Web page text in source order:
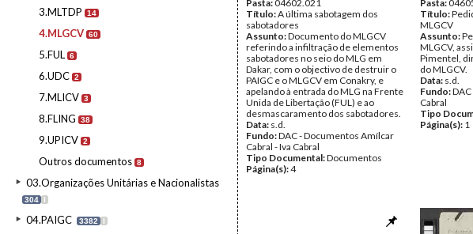
3.MLTDP 14
4.MLGCV 60
5.FUL 6
6.UDC 2
7.MLICV 3
8.FLING 38
9.UPICV 2
Outros documentos 8
03.Organizações Unitárias e Nacionalistas
304 I
04.PAIGC 3382 I
Pasta:04602.021
Título:A última sabotagem dos
sabotadores
Assunto:Documento do MLGCV
referindo a infiltração de elementos
sabotadores no seio do MLG em
Dakar, com o objectivo de destruir o
PAIGC e o MLGCV em Conakry, e
apelando à entrada do MLG na Frente
Unida de Libertação (FUL) e ao
desmascaramento dos sabotadores.
Data: s.d.
Fundo:DAC - Documentos Amílcar
Cabral - Iva Cabral
Tipo Documental:Documentos
Página(s):4
Pasta:
Título:
MLGCV
Assunto:
MLGCV,
Pimentel,
do MLGCV.
Data: s.d.
Fundo:
Cabral
Tipo
Página(s): 1